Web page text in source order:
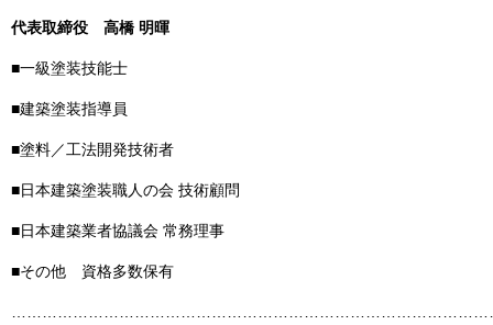
代表取締役 高橋 明暉
■一級塗装技能士
■建築塗装指導員
■塗料／工法開発技術者
■日本建築塗装職人の会 技術顧問
■日本建築業者協議会 常務理事
■その他 資格多数保有